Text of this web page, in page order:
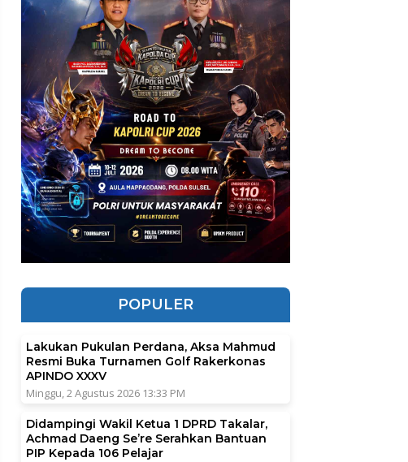
POPULER
Lakukan Pukulan Perdana, Aksa Mahmud
Resmi Buka Turnamen Golf Rakerkonas
APINDO XXXV
Minggu, 2 Agustus 2026 13:33 PM
Didampingi Wakil Ketua 1 DPRD Takalar,
Achmad Daeng Se’re Serahkan Bantuan
PIP Kepada 106 Pelajar